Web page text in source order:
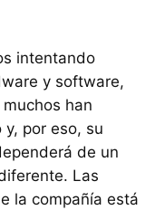
intentando
y software,
han
por eso, su
de un
Las
la compañía está